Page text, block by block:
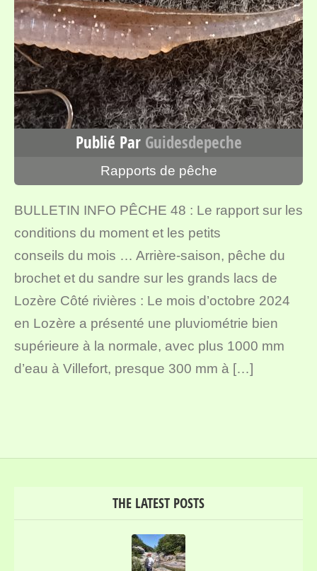
Publié Par Guidesdepeche
Rapports de pêche
BULLETIN INFO PÊCHE 48 : Le rapport sur les
conditions du moment et les petits
conseils du mois … Arrière-saison, pêche du
brochet et du sandre sur les grands lacs de
Lozère Côté rivières : Le mois d’octobre 2024
en Lozère a présenté une pluviométrie bien
supérieure à la normale, avec plus 1000 mm
d’eau à Villefort, presque 300 mm à […]
THE LATEST POSTS